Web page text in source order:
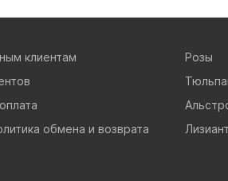
клиентам
обмена и возврата
Розы